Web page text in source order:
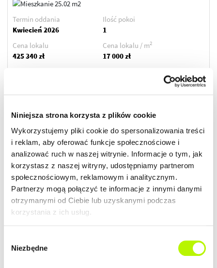
Niniejsza strona korzysta z plików cookie
Wykorzystujemy pliki cookie do spersonalizowania treści
i reklam, aby oferować funkcje społecznościowe i
analizować ruch w naszej witrynie. Informacje o tym, jak
korzystasz z naszej witryny, udostępniamy partnerom
społecznościowym, reklamowym i analitycznym.
Partnerzy mogą połączyć te informacje z innymi danymi
otrzymanymi od Ciebie lub uzyskanymi podczas
korzystania z ich usług.
zgody
Niezbędne
Termin oddania
Kwiecień 2026
Ilość pokoi
1
Cena lokalu
425 340 zł
Cena lokalu / m2
17 000 zł
32 800 zł
budynku nr II - 86 400 zł
Cena łączna
619 600 zł
Standard
DO ZAMIESZKANIA
ZOBACZ SZCZEGÓŁY
Mieszkanie 25.01 m 2
budynek Kamienica
Termin oddania
Kwiecień 2026